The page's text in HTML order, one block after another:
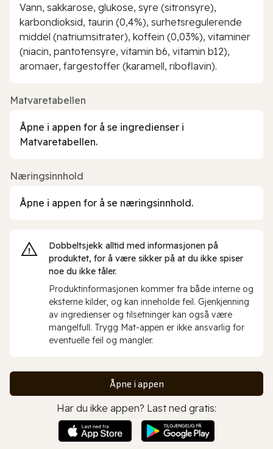
Vann, sakkarose, glukose, syre (sitronsyre),
karbondioksid, taurin (0,4%), surhetsregulerende
middel (natriumsitrater), koffein (0,03%), vitaminer
(niacin, pantotensyre, vitamin b6, vitamin b12),
aromaer, fargestoffer (karamell, riboflavin).
Matvaretabellen
Åpne i appen for å se ingredienser i
Matvaretabellen.
Næringsinnhold
Åpne i appen for å se næringsinnhold.
Dobbeltsjekk alltid med informasjonen på
produktet, for å være sikker på at du ikke spiser
noe du ikke tåler.
Produktinformasjonen kommer fra både interne og
eksterne kilder, og kan inneholde feil. Gjenkjenning
av ingredienser og tilsetninger kan også være
mangelfull. Trygg Mat-appen er ikke ansvarlig for
eventuelle feil og mangler.
Åpne i appen
Har du ikke appen? Last ned gratis: